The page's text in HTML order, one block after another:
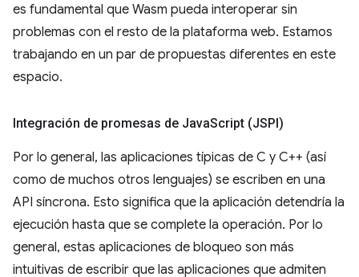
es fundamental que Wasm pueda interoperar sin
problemas con el resto de la plataforma web. Estamos
trabajando en un par de propuestas diferentes en este
espacio.
Integración de promesas de JavaScript (JSPI)
Por lo general, las aplicaciones típicas de C y C++ (así
como de muchos otros lenguajes) se escriben en una
API síncrona. Esto significa que la aplicación detendría la
ejecución hasta que se complete la operación. Por lo
general, estas aplicaciones de bloqueo son más
intuitivas de escribir que las aplicaciones que admiten